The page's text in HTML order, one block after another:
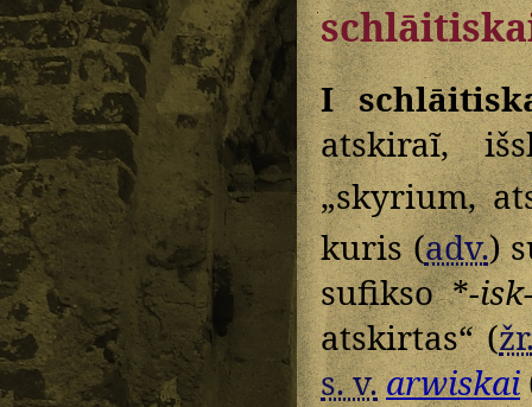
I
atskiraĩ,
„skyrium,
kuris (adv.)
sufikso *-
atskirtas“ (
s. v.arwiskai